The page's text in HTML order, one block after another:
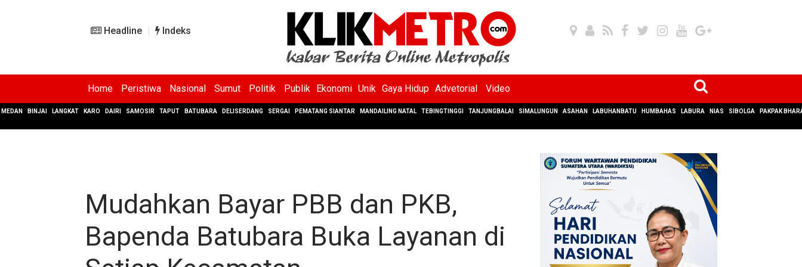
Headline Indeks
Home Peristiwa Nasional Sumut Politik Publik Ekonomi Unik Gaya Hidup Advetorial Video
MEDAN BINJAI LANGKAT KARO DAIRI SAMOSIR TAPUT BATUBARA DELISERDANG SERGAI PEMATANG SIANTAR MANDAILING NATAL TEBINGTINGGI TANJUNGBALAI SIMALUNGUN ASAHAN LABUHANBATU HUMBAHAS LABURA NIAS SIBOLGA PAKPAK
Mudahkan Bayar PBB dan PKB,
Bapenda Batubara Buka Layanan di